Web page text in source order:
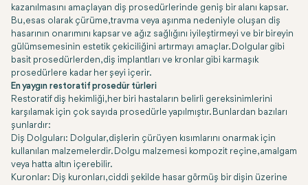
kazanılmasını amaçlayan diş prosedürlerinde geniş bir alanı kapsar.
Bu, esas olarak çürüme, travma veya aşınma nedeniyle oluşan diş
hasarının onarımını kapsar ve ağız sağlığını iyileştirmeyi ve bir bireyin
gülümsemesinin estetik çekiciliğini artırmayı amaçlar. Dolgular gibi
basit prosedürlerden, diş implantları ve kronlar gibi karmaşık
prosedürlere kadar her şeyi içerir.
En yaygın restoratif prosedür türleri
Restoratif diş hekimliği, her biri hastaların belirli gereksinimlerini
karşılamak için çok sayıda prosedürle yapılmıştır. Bunlardan bazıları
şunlardır:
Diş Dolguları: Dolgular, dişlerin çürüyen kısımlarını onarmak için
kullanılan malzemelerdir. Dolgu malzemesi kompozit reçine, amalgam
veya hatta altın içerebilir.
Kuronlar: Diş kuronları, ciddi şekilde hasar görmüş bir dişin üzerine